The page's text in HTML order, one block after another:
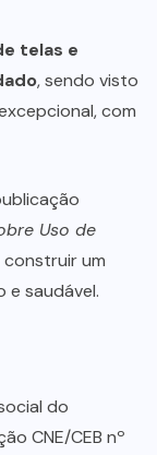
telas e
, sendo visto
com
Uso de
um
e saudável.
do
CNE/CEB nº